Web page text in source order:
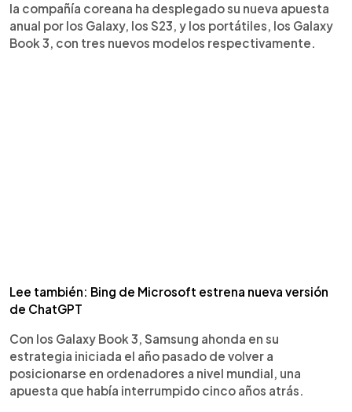
la compañía coreana ha desplegado su nueva apuesta
anual por los Galaxy, los S23, y los portátiles, los Galaxy
Book 3, con tres nuevos modelos respectivamente.
Lee también: Bing de Microsoft estrena nueva versión
de ChatGPT
Con los Galaxy Book 3, Samsung ahonda en su
estrategia iniciada el año pasado de volver a
posicionarse en ordenadores a nivel mundial, una
apuesta que había interrumpido cinco años atrás.